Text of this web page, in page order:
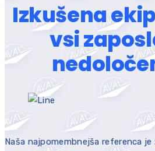
Izkušena
vsi
Naša najpomembnejša referenca